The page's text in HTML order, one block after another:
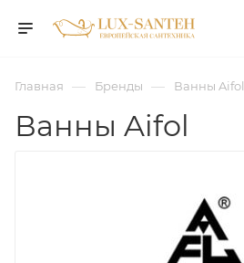
Главная — Бренды — Ванны Aifol
Ванны Aifol